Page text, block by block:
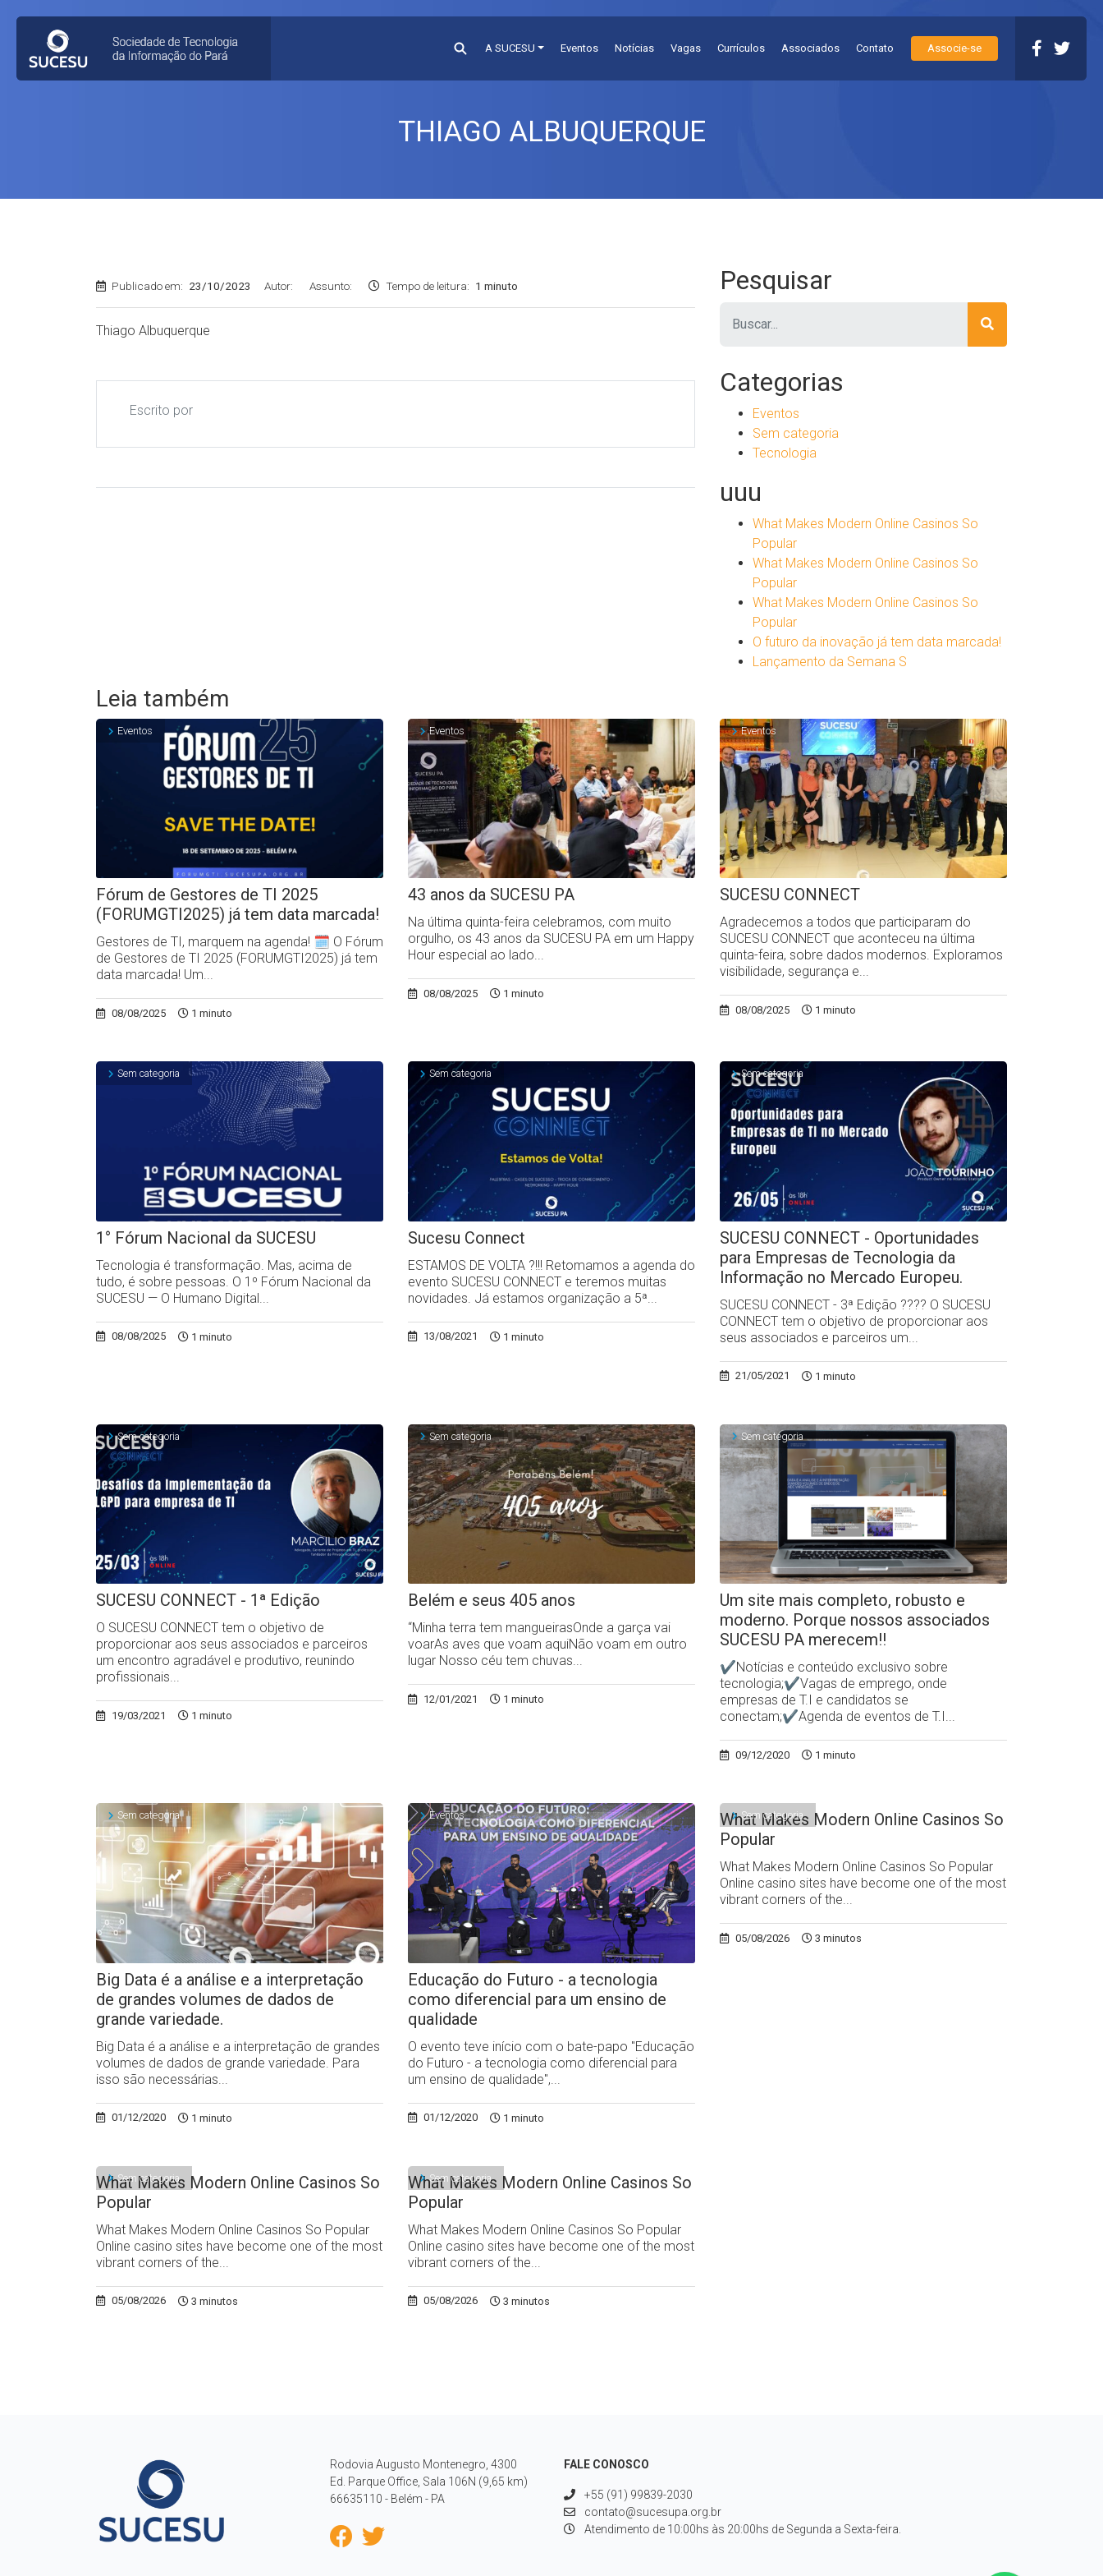
A SUCESU Eventos Notícias Vagas Currículos Associados Contato Associe-se
THIAGO ALBUQUERQUE
Publicado em: 23/10/2023 Autor: Assunto: Tempo de leitura: 1 minuto
Thiago Albuquerque
Escrito por
Pesquisar
Categorias
Eventos
Sem categoria
Tecnologia
uuu
What Makes Modern Online Casinos So
Popular
What Makes Modern Online Casinos So
Popular
What Makes Modern Online Casinos So
Popular
O futuro da inovação já tem data marcada!
Lançamento da Semana S
Leia também
Eventos
Fórum de Gestores de TI 2025
(FORUMGTI2025) já tem data marcada!
Gestores de TI, marquem na agenda! 🗓️ O Fórum
de Gestores de TI 2025 (FORUMGTI2025) já tem
data marcada! Um...
08/08/2025 1 minuto
Eventos
43 anos da SUCESU PA
Na última quinta-feira celebramos, com muito
orgulho, os 43 anos da SUCESU PA em um Happy
Hour especial ao lado...
08/08/2025 1 minuto
Eventos
SUCESU CONNECT
Agradecemos a todos que participaram do
SUCESU CONNECT que aconteceu na última
quinta-feira, sobre dados modernos. Exploramos
visibilidade, segurança e...
08/08/2025 1 minuto
Sem categoria
1° Fórum Nacional da SUCESU
Tecnologia é transformação. Mas, acima de
tudo, é sobre pessoas. O 1º Fórum Nacional da
SUCESU — O Humano Digital...
08/08/2025 1 minuto
Sem categoria
Sucesu Connect
ESTAMOS DE VOLTA ?!!! Retomamos a agenda do
evento SUCESU CONNECT e teremos muitas
novidades. Já estamos organização a 5ª...
13/08/2021 1 minuto
Sem categoria
SUCESU CONNECT - Oportunidades
para Empresas de Tecnologia da
Informação no Mercado Europeu.
SUCESU CONNECT - 3ª Edição ?‍??‍? O SUCESU
CONNECT tem o objetivo de proporcionar aos
seus associados e parceiros um...
21/05/2021 1 minuto
Sem categoria
SUCESU CONNECT - 1ª Edição
O SUCESU CONNECT tem o objetivo de
proporcionar aos seus associados e parceiros
um encontro agradável e produtivo, reunindo
profissionais...
19/03/2021 1 minuto
Sem categoria
Belém e seus 405 anos
“Minha terra tem mangueirasOnde a garça vai
voarAs aves que voam aquiNão voam em outro
lugar Nosso céu tem chuvas...
12/01/2021 1 minuto
Sem categoria
Um site mais completo, robusto e
moderno. Porque nossos associados
SUCESU PA merecem!!
✔Notícias e conteúdo exclusivo sobre
tecnologia;✔Vagas de emprego, onde
empresas de T.I e candidatos se
conectam;✔Agenda de eventos de T.I...
09/12/2020 1 minuto
Sem categoria
Big Data é a análise e a interpretação
de grandes volumes de dados de
grande variedade.
Big Data é a análise e a interpretação de grandes
volumes de dados de grande variedade. Para
isso são necessárias...
01/12/2020 1 minuto
Eventos
Educação do Futuro - a tecnologia
como diferencial para um ensino de
qualidade
O evento teve início com o bate-papo "Educação
do Futuro - a tecnologia como diferencial para
um ensino de qualidade",...
01/12/2020 1 minuto
Sem categoria
What Makes Modern Online Casinos So
Popular
What Makes Modern Online Casinos So Popular
Online casino sites have become one of the most
vibrant corners of the...
05/08/2026 3 minutos
Sem categoria
What Makes Modern Online Casinos So
Popular
What Makes Modern Online Casinos So Popular
Online casino sites have become one of the most
vibrant corners of the...
05/08/2026 3 minutos
Sem categoria
What Makes Modern Online Casinos So
Popular
What Makes Modern Online Casinos So Popular
Online casino sites have become one of the most
vibrant corners of the...
05/08/2026 3 minutos
Rodovia Augusto Montenegro, 4300
Ed. Parque Office, Sala 106N (9,65 km)
66635110 - Belém - PA
FALE CONOSCO
+55 (91) 99839-2030
contato@sucesupa.org.br
Atendimento de 10:00hs às 20:00hs de Segunda a Sexta-feira.